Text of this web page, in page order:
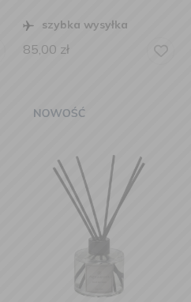
szybka wysyłka
85,00 zł